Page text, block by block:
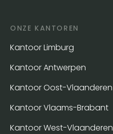
ONZE KANTOREN
Kantoor Limburg
Kantoor Antwerpen
Kantoor Oost-Vlaanderen
Kantoor Vlaams-Brabant
Kantoor West-Vlaanderen